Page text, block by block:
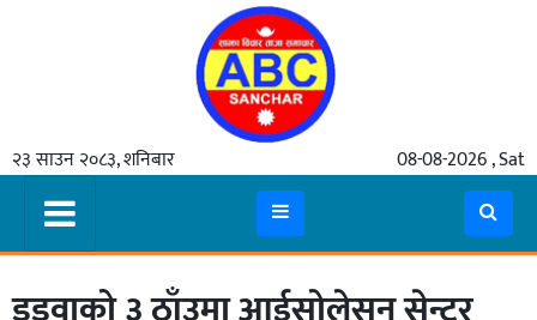
२३ साउन २०८३, शनिबार 08-08-2026 , Sat
समाचार
मुख्य
समाचार
कुटनीती